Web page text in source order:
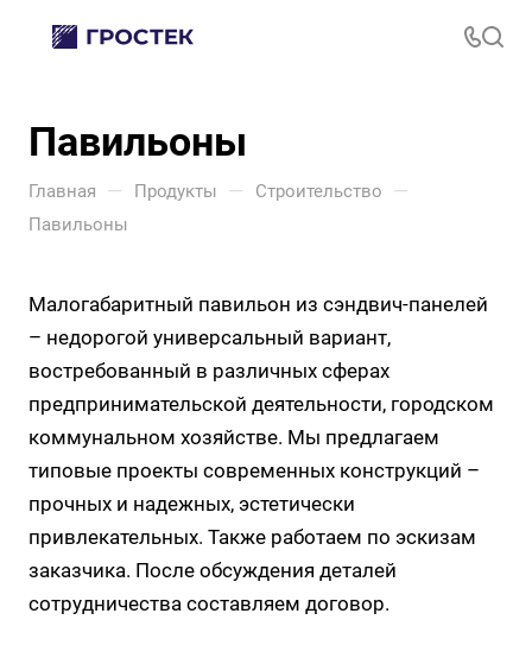
Павильоны
Главная — Продукты — Строительство —
Павильоны
Малогабаритный павильон из сэндвич-панелей
– недорогой универсальный вариант,
востребованный в различных сферах
предпринимательской деятельности, городском
коммунальном хозяйстве. Мы предлагаем
типовые проекты современных конструкций –
прочных и надежных, эстетически
привлекательных. Также работаем по эскизам
заказчика. После обсуждения деталей
сотрудничества составляем договор.